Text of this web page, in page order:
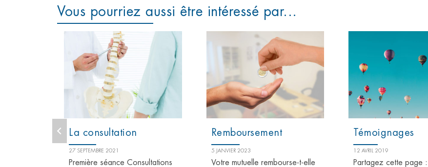
Vous pourriez aussi être intéressé par...
La consultation
27 SEPTEMBRE 2021
Première séance Consultations
Remboursement
5 JANVIER 2023
Votre mutuelle rembourse-t-elle
Témoignages
12 AVRIL 2019
Partagez cette page :